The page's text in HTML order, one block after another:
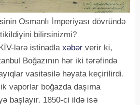
Osmanlı İmperiyası dövründə
bilirsinizmi?
lərə istinadla xəbər verir ki,
Boğazının hər iki tərəfində
vasitəsilə həyata keçirilirdi.
vaporlar boğazda daşıma
başlayır. 1850-ci ildə isə